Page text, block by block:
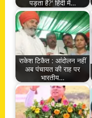
पड़ता है?' हिंदी में…
राकेश टिकैत : आंदोलन नहीं
अब पंचायत की राह पर
भारतीय…